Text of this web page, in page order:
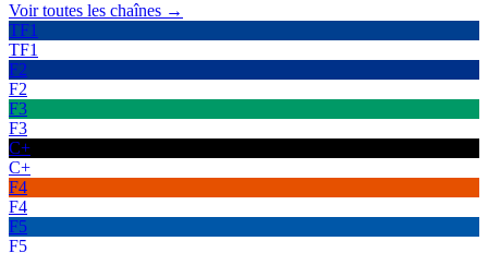
Voir toutes les chaînes →
TF1
TF1
F2
F2
F3
F3
C+
C+
F4
F4
F5
F5